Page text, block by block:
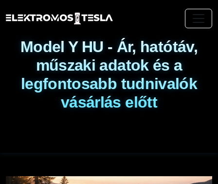
Model Y HU - Ár, hatótáv,
műszaki adatok és a
legfontosabb tudnivalók
vásárlás előtt